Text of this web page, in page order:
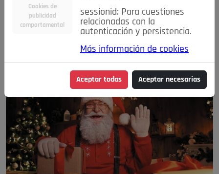
Cookies de
publicidad
comportamental
sessionid: Para cuestiones
relacionadas con la
autenticación y persistencia.
Más información de cookies
Aceptar todas Aceptar necesarias